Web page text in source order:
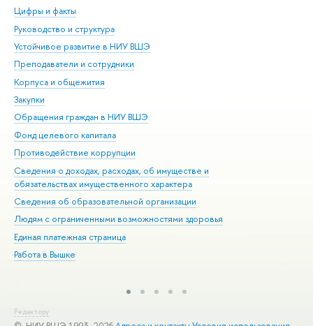
Цифры и факты
Руководство и структура
Устойчивое развитие в НИУ ВШЭ
Преподаватели и сотрудники
Корпуса и общежития
Закупки
Обращения граждан в НИУ ВШЭ
Фонд целевого капитала
Противодействие коррупции
Сведения о доходах, расходах, об имуществе и
обязательствах имущественного характера
Сведения об образовательной организации
Людям с ограниченными возможностями здоровья
Единая платежная страница
Работа в Вышке
Редактору